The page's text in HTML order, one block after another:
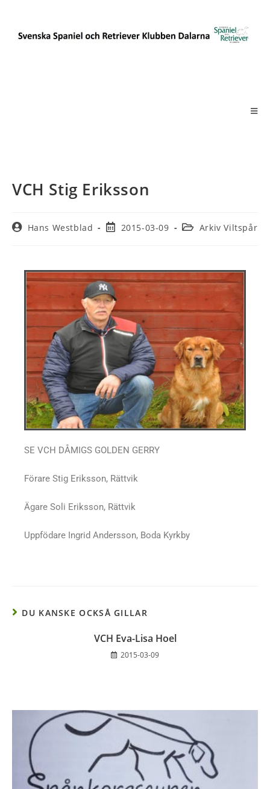
VCH Stig Eriksson
Hans Westblad 2015-03-09 Arkiv Viltspår
SE VCH DÅMIGS GOLDEN GERRY
Förare Stig Eriksson, Rättvik
Ägare Soli Eriksson, Rättvik
Uppfödare Ingrid Andersson, Boda Kyrkby
DU KANSKE OCKSÅ GILLAR
VCH Eva-Lisa Hoel
2015-03-09